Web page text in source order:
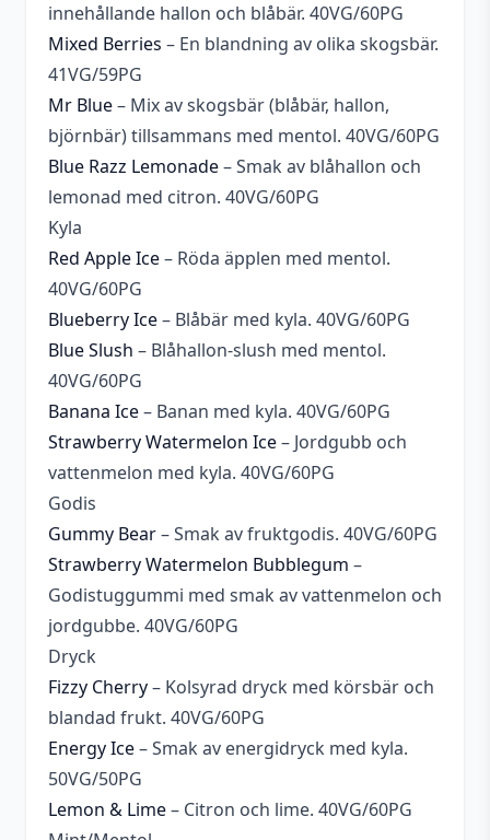
innehållande hallon och blåbär. 40VG/60PG
Mixed Berries – En blandning av olika skogsbär.
41VG/59PG
Mr Blue– Mix av skogsbär (blåbär, hallon,
björnbär) tillsammans med mentol. 40VG/60PG
Blue Razz Lemonade– Smak av blåhallon och
lemonad med citron. 40VG/60PG
Kyla
Red Apple Ice– Röda äpplen med mentol.
40VG/60PG
Blueberry Ice– Blåbär med kyla. 40VG/60PG
Blue Slush – Blåhallon-slush med mentol.
40VG/60PG
Banana Ice– Banan med kyla. 40VG/60PG
Strawberry Watermelon Ice– Jordgubb och
vattenmelon med kyla. 40VG/60PG
Godis
Gummy Bear– Smak av fruktgodis. 40VG/60PG
Strawberry Watermelon Bubblegum –
Godistuggummi med smak av vattenmelon och
jordgubbe. 40VG/60PG
Dryck
Fizzy Cherry– Kolsyrad dryck med körsbär och
blandad frukt. 40VG/60PG
Energy Ice– Smak av energidryck med kyla.
50VG/50PG
Lemon & Lime– Citron och lime. 40VG/60PG